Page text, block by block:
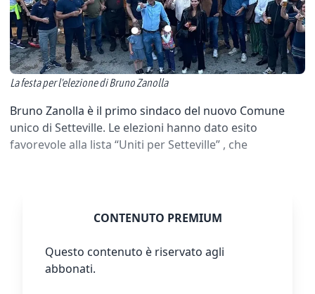
La festa per l'elezione di Bruno Zanolla
Bruno Zanolla è il primo sindaco del nuovo Comune
unico di Setteville. Le elezioni hanno dato esito
favorevole alla lista “Uniti per Setteville” , che
CONTENUTO PREMIUM
Questo contenuto è riservato agli
abbonati.